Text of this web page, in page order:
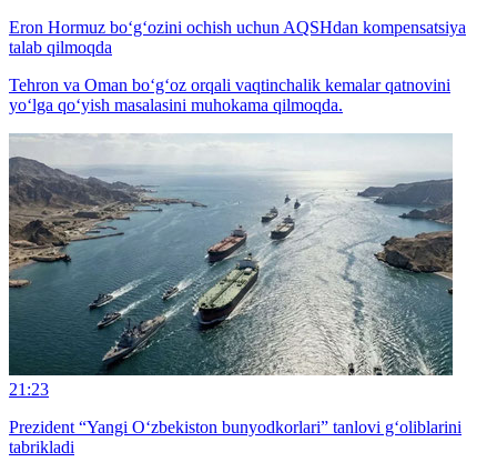
Eron Hormuz bo‘g‘ozini ochish uchun AQSHdan kompensatsiya
talab qilmoqda
Tehron va Oman bo‘g‘oz orqali vaqtinchalik kemalar qatnovini
yo‘lga qo‘yish masalasini muhokama qilmoqda.
21:23
Prezident “Yangi O‘zbekiston bunyodkorlari” tanlovi g‘oliblarini
tabrikladi